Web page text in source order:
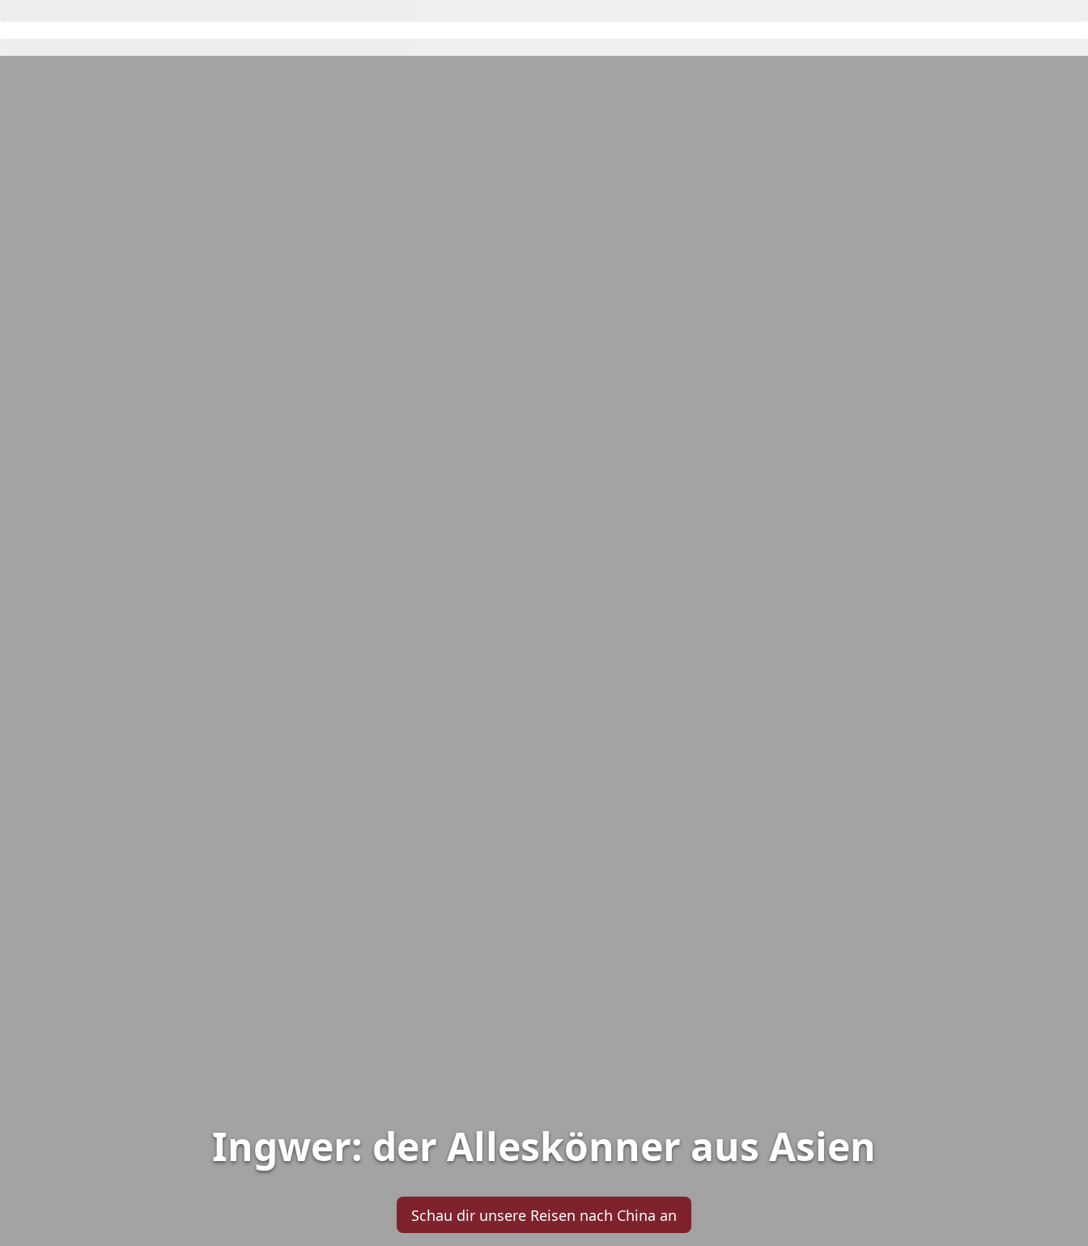
Ingwer: der Alleskönner aus Asien
Schau dir unsere Reisen nach China an